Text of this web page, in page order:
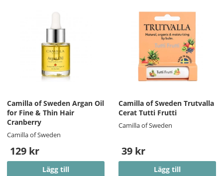
använd morgon och kväll.
Denna lyxiga anti-age olja är framtagen för att vara den
bästa ansiktsoljan för mogen hud
naturlig
hudvårdslösning
som både stärker hudbarriären och ger
en silkeslen, strålande finish.
Camilla of Sweden Argan Oil
for Fine & Thin Hair
Cranberry
Camilla of Sweden
129 kr
Lägg till
Camilla of Sweden Trutvalla
Cerat Tutti Frutti
Camilla of Sweden
39 kr
Lägg till